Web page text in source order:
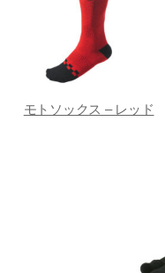
モトソックス – レッド